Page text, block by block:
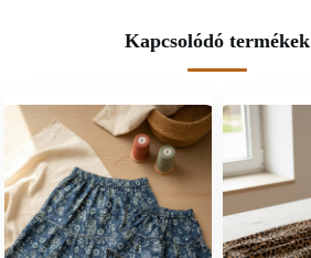
Kapcsolódó termékek